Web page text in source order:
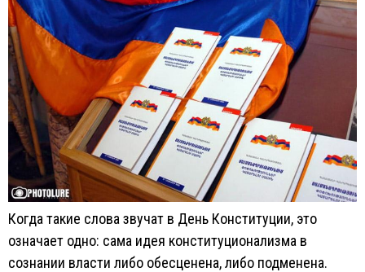
Когда такие слова звучат в День Конституции, это
означает одно: сама идея конституционализма в
сознании власти либо обесценена, либо подменена.